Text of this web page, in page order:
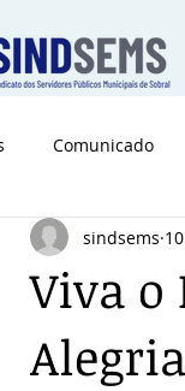
Comunicado
Viva o
sindsems